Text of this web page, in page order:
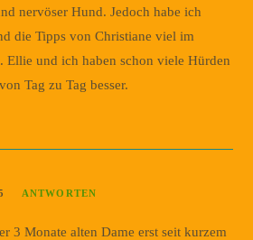
nervöser Hund. Jedoch habe ich
die Tipps von Christiane viel im
Ellie und ich haben schon viele Hürden
Tag zu Tag besser.
ANTWORTEN
3 Monate alten Dame erst seit kurzem